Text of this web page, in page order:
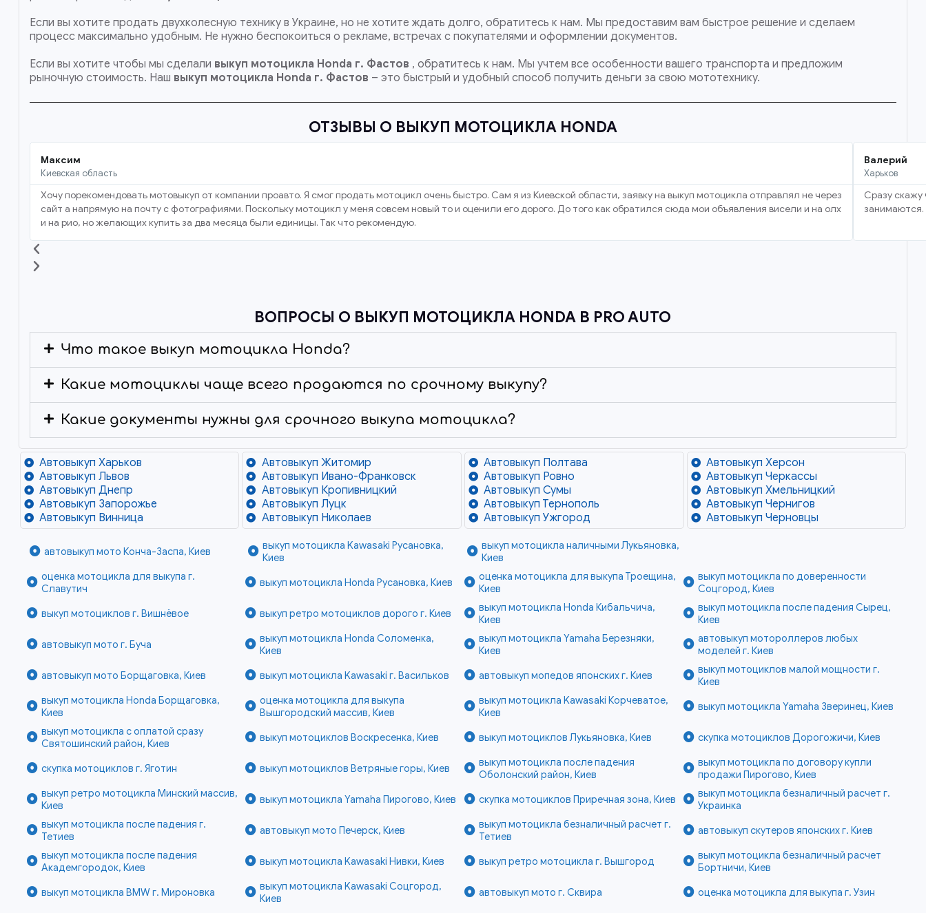
Если вы хотите продать двухколесную технику в Украине, но не хотите ждать долго, обратитесь к нам. Мы предоставим вам быстрое решение и сделаем
процесс максимально удобным. Не нужно беспокоиться о рекламе, встречах с покупателями и оформлении документов.
Если вы хотите чтобы мы сделали выкуп мотоцикла Honda г. Фастов , обратитесь к нам. Мы учтем все особенности вашего транспорта и предложим
рыночную стоимость. Наш выкуп мотоцикла Honda г. Фастов – это быстрый и удобный способ получить деньги за свою мототехнику.
ОТЗЫВЫ О ВЫКУП МОТОЦИКЛА HONDA
Максим
Киевская область
Хочу порекомендовать мотовыкуп от компании проавто. Я смог продать мотоцикл очень быстро. Сам я из Киевской области, заявку на выкуп мотоцикла отправлял не через
сайт а напрямую на почту с фотографиями. Поскольку мотоцикл у меня совсем новый то и оценили его дорого. До того как обратился сюда мои объявления висели и на олх
и на рио, но желающих купить за два месяца были единицы. Так что рекомендую.
Валерий
Харьков
Сразу скажу
занимаются.
ВОПРОСЫ О ВЫКУП МОТОЦИКЛА HONDA В PRO AUTO
Что такое выкуп мотоцикла Honda?
Какие мотоциклы чаще всего продаются по срочному выкупу?
Какие документы нужны для срочного выкупа мотоцикла?
Автовыкуп Харьков
Автовыкуп Львов
Автовыкуп Днепр
Автовыкуп Запорожье
Автовыкуп Винница
Автовыкуп Житомир
Автовыкуп Ивано-Франковск
Автовыкуп Кропивницкий
Автовыкуп Луцк
Автовыкуп Николаев
Автовыкуп Полтава
Автовыкуп Ровно
Автовыкуп Сумы
Автовыкуп Тернополь
Автовыкуп Ужгород
Автовыкуп Херсон
Автовыкуп Черкассы
Автовыкуп Хмельницкий
Автовыкуп Чернигов
Автовыкуп Черновцы
автовыкуп мото Конча-Заспа, Киев
выкуп мотоцикла Kawasaki Русановка,
Киев
выкуп мотоцикла наличными Лукьяновка,
Киев
оценка мотоцикла для выкупа г.
Славутич
выкуп мотоцикла Honda Русановка, Киев
оценка мотоцикла для выкупа Троещина,
Киев
выкуп мотоцикла по доверенности
Соцгород, Киев
выкуп мотоциклов г. Вишнёвое
выкуп ретро мотоциклов дорого г. Киев
выкуп мотоцикла Honda Кибальчича,
Киев
выкуп мотоцикла после падения Сырец,
Киев
автовыкуп мото г. Буча
выкуп мотоцикла Honda Соломенка,
Киев
выкуп мотоцикла Yamaha Березняки,
Киев
автовыкуп мотороллеров любых
моделей г. Киев
автовыкуп мото Борщаговка, Киев
выкуп мотоцикла Kawasaki г. Васильков автовыкуп мопедов японских г. Киев
выкуп мотоциклов малой мощности г.
Киев
выкуп мотоцикла Honda Борщаговка,
Киев
оценка мотоцикла для выкупа
Вышгородский массив, Киев
выкуп мотоцикла Kawasaki Корчеватое,
Киев
выкуп мотоцикла Yamaha Зверинец, Киев
выкуп мотоцикла с оплатой сразу
Святошинский район, Киев
выкуп мотоциклов Воскресенка, Киев выкуп мотоциклов Лукьяновка, Киев скупка мотоциклов Дорогожичи, Киев
скупка мотоциклов г. Яготин выкуп мотоциклов Ветряные горы, Киев
выкуп мотоцикла после падения
Оболонский район, Киев
выкуп мотоцикла по договору купли
продажи Пирогово, Киев
выкуп ретро мотоцикла Минский массив,
Киев
выкуп мотоцикла Yamaha Пирогово, Киев скупка мотоциклов Приречная зона, Киев
выкуп мотоцикла безналичный расчет г.
Украинка
выкуп мотоцикла после падения г.
Тетиев
автовыкуп мото Печерск, Киев
выкуп мотоцикла безналичный расчет г.
Тетиев
автовыкуп скутеров японских г. Киев
выкуп мотоцикла после падения
Академгородок, Киев
выкуп мотоцикла Kawasaki Нивки, Киев выкуп ретро мотоцикла г. Вышгород
выкуп мотоцикла безналичный расчет
Бортничи, Киев
выкуп мотоцикла BMW г. Мироновка
выкуп мотоцикла Kawasaki Соцгород,
Киев
автовыкуп мото г. Сквира
оценка мотоцикла для выкупа г. Узин